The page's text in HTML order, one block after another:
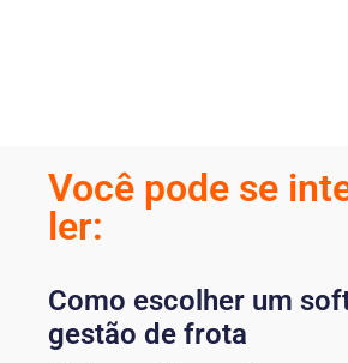
Você pode se
ler:
Como escolher um
gestão de frota